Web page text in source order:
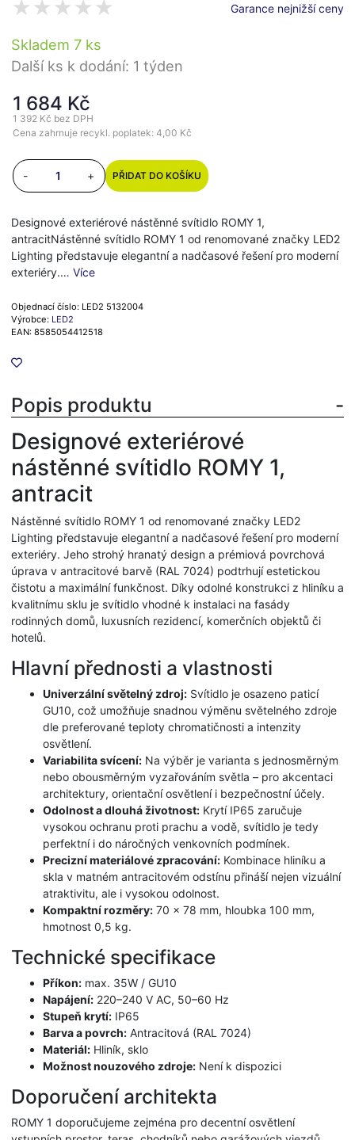
Garance nejnižší ceny
Skladem 7 ks
Další ks k dodání: 1 týden
1 684 Kč
1 392 Kč bez DPH
Cena zahrnuje recykl. poplatek: 4,00 Kč
- + PŘIDAT DO KOŠÍKU
Designové exteriérové nástěnné svítidlo ROMY 1,
antracitNástěnné svítidlo ROMY 1 od renomované značky LED2
Lighting představuje elegantní a nadčasové řešení pro moderní
exteriéry.… Více
Objednací číslo: LED2 5132004
Výrobce: LED2
EAN: 8585054412518
Popis produktu
Designové exteriérové
nástěnné svítidlo ROMY 1,
antracit
Nástěnné svítidlo ROMY 1 od renomované značky LED2
Lighting představuje elegantní a nadčasové řešení pro moderní
exteriéry. Jeho strohý hranatý design a prémiová povrchová
úprava v antracitové barvě (RAL 7024) podtrhují estetickou
čistotu a maximální funkčnost. Díky odolné konstrukci z hliníku a
kvalitnímu sklu je svítidlo vhodné k instalaci na fasády
rodinných domů, luxusních rezidencí, komerčních objektů či
hotelů.
Hlavní přednosti a vlastnosti
Univerzální světelný zdroj: Svítidlo je osazeno paticí
GU10, což umožňuje snadnou výměnu světelného zdroje
dle preferované teploty chromatičnosti a intenzity
osvětlení.
Variabilita svícení: Na výběr je varianta s jednosměrným
nebo obousměrným vyzařováním světla – pro akcentaci
architektury, orientační osvětlení i bezpečnostní účely.
Odolnost a dlouhá životnost: Krytí IP65 zaručuje
vysokou ochranu proti prachu a vodě, svítidlo je tedy
perfektní i do náročných venkovních podmínek.
Precizní materiálové zpracování: Kombinace hliníku a
skla v matném antracitovém odstínu přináší nejen vizuální
atraktivitu, ale i vysokou odolnost.
Kompaktní rozměry: 70 × 78 mm, hloubka 100 mm,
hmotnost 0,5 kg.
Technické specifikace
Příkon: max. 35W / GU10
Napájení: 220–240 V AC, 50–60 Hz
Stupeň krytí: IP65
Barva a povrch: Antracitová (RAL 7024)
Materiál: Hliník, sklo
Možnost nouzového zdroje: Není k dispozici
Doporučení architekta
ROMY 1 doporučujeme zejména pro decentní osvětlení